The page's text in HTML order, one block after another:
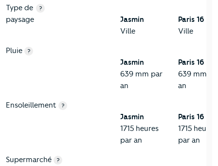
Type de
paysage
?
Jasmin
Ville
Paris 16
Ville
Pluie ?
Jasmin
639 mm par
an
Paris 16
639 mm
an
Ensoleillement ?
Jasmin
1715 heures
par an
Paris 16
1715 heures
par an
Supermarché ?